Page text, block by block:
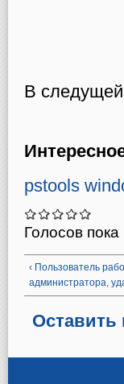
В следущей
pstools
Голосов пока
‹ Пользователь
администратора,
Оставить